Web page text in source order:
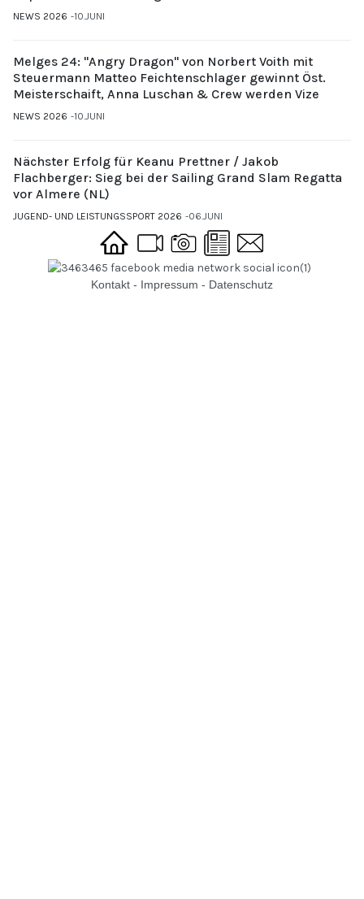
NEWS 2026 10.JUNI
Melges 24: "Angry Dragon" von Norbert Voith mit
Steuermann Matteo Feichtenschlager gewinnt Öst.
Meisterschaift, Anna Luschan & Crew werden Vize
NEWS 2026 10.JUNI
Nächster Erfolg für Keanu Prettner / Jakob
Flachberger: Sieg bei der Sailing Grand Slam Regatta
vor Almere (NL)
JUGEND- UND LEISTUNGSSPORT 2026 06.JUNI
Kontakt - Impressum - Datenschutz